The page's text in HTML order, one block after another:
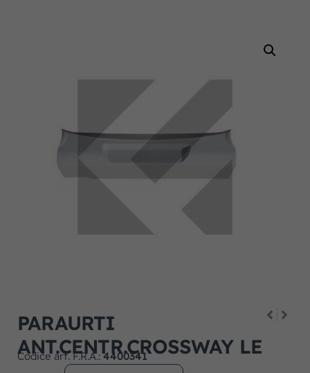
PARAURTI
ANT.CENTR.CROSSWAY LE
Codice art. F.R.A.:4400341